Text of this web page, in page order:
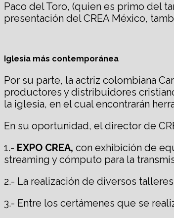
Paco del Toro, (quien es primo del
presentación del CREA México,
Iglesia más contemporánea
Por su parte, la actriz colombiana
productores y distribuidores
la iglesia, en el cual encontrarán
En su oportunidad, el director de
1.- EXPO CREA, con exhibición de
streaming y cómputo para la
2.- La realización de diversos
3.- Entre los certámenes que se